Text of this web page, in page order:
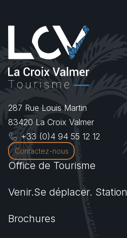
287 Rue Louis Martin
83420 La Croix Valmer
+33 (0)4 94 55 12 12
Contactez-nous
Office de Tourisme
Venir.Se déplacer.
Brochures